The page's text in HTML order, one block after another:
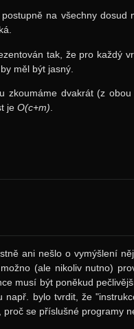
na všechny dosud
tak, že pro každý
měl být jasný.
zkoumáme dvakrát (z
jeO(c+m)
ani nešlo o vymýšlení
(ale nikoliv nutno)
musí být poněkud
např. bylo tvrdit, že
se příslušné programy